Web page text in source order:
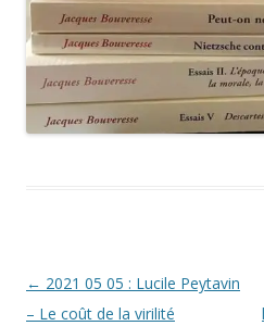
Navigation
des
← 2021 05 05 : Lucile Peytavin
– Le coût de la virilité